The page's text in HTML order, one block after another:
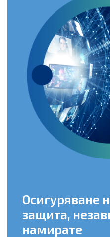
Осигуряване
защита,
намирате